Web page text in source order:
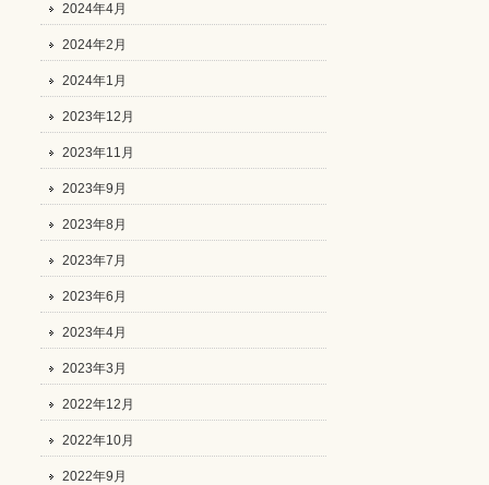
2024年4月
2024年2月
2024年1月
2023年12月
2023年11月
2023年9月
2023年8月
2023年7月
2023年6月
2023年4月
2023年3月
2022年12月
2022年10月
2022年9月